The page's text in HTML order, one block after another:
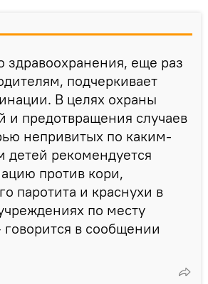
здравоохранения, еще раз
подчеркивает
В целях охраны
и предотвращения случаев
непривитых по каким-
детей рекомендуется
против кори,
паротита и краснухи в
по месту
говорится в сообщении